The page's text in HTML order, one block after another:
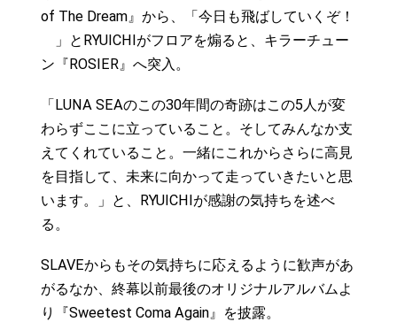
of The Dream』から、「今日も飛ばしていくぞ！
」とRYUICHIがフロアを煽ると、キラーチュー
ン『ROSIER』へ突入。
「LUNA SEAのこの30年間の奇跡はこの5人が変
わらずここに立っていること。そしてみんなか支
えてくれていること。一緒にこれからさらに高見
を目指して、未来に向かって走っていきたいと思
います。」と、RYUICHIが感謝の気持ちを述べ
る。
SLAVEからもその気持ちに応えるように歓声があ
がるなか、終幕以前最後のオリジナルアルバムよ
り『Sweetest Coma Again』を披露。